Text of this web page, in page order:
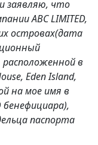
заявляю, что
ABC LIMITED,
островах(дата
в
Eden Island,
на мое имя в
паспорта